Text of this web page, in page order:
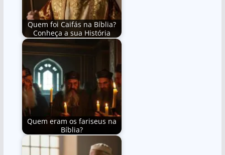
Quem foi Caifás na Bíblia?
Conheça a sua História
Quem eram os fariseus na
Bíblia?